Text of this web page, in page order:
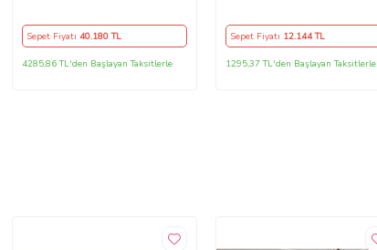
Sepet Fiyatı 40.180TL
4285,86 TL'den Başlayan Taksitlerle
Sepet-bendir
MXNMTSK2002SPT
Sepet Fiyatı 12.144TL
1295,37 TL'den Başlayan Taksitlerle